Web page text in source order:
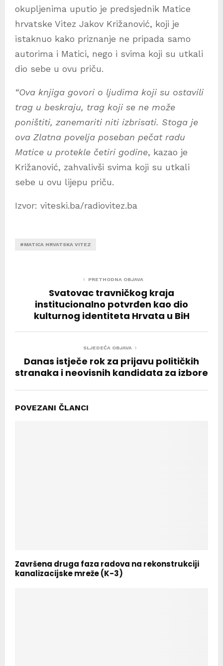
okupljenima uputio je predsjednik Matice
hrvatske Vitez Jakov Križanović, koji je
istaknuo kako priznanje ne pripada samo
autorima i Matici, nego i svima koji su utkali
dio sebe u ovu priču.
“Ova knjiga govori o ljudima koji su ostavili
trag u beskraju, trag koji se ne može
poništiti, zanemariti niti izbrisati. Stoga je
ova Zlatna povelja poseban pečat radu
Matice u protekle četiri godine, kazao je
Križanović, zahvalivši svima koji su utkali
sebe u ovu lijepu priču.
Izvor: viteski.ba/radiovitez.ba
#MATICA HRVATSKA VITEZ
PRETHODNA OBJAVA
Svatovac travničkog kraja
institucionalno potvrđen kao dio
kulturnog identiteta Hrvata u BiH
SLJEDEĆA OBJAVA
Danas istječe rok za prijavu političkih
stranaka i neovisnih kandidata za izbore
POVEZANI ČLANCI
Završena druga faza radova na rekonstrukciji
kanalizacijske mreže (K-3)